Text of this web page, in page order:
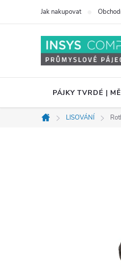
Jak nakupovat
PÁJKY TVRDÉ |
Domů
LISOVÁNÍ